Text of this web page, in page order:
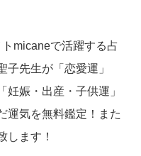
micaneで活躍する占
子先生が「恋愛運」
妊娠・出産・子供運」
運気を無料鑑定！また
します！